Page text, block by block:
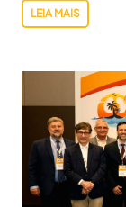
LEIA MAIS